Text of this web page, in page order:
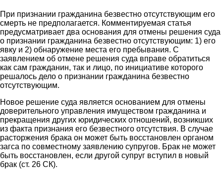
При признании гражданина безвестно отсутствующим его
смерть не предполагается. Комментируемая статья
предусматривает два основания для отмены решения суда
о признании гражданина безвестно отсутствующим: 1) его
явку и 2) обнаружение места его пребывания. С
заявлением об отмене решения суда вправе обратиться
как сам гражданин, так и лицо, по инициативе которого
решалось дело о признании гражданина безвестно
отсутствующим.
Новое решение суда является основанием для отмены
доверительного управления имуществом гражданина и
прекращения других юридических отношений, возникших
из факта признания его безвестного отсутствия. В случае
расторжения брака он может быть восстановлен органом
загса по совместному заявлению супругов. Брак не может
быть восстановлен, если другой супруг вступил в новый
брак (ст. 26 СК).